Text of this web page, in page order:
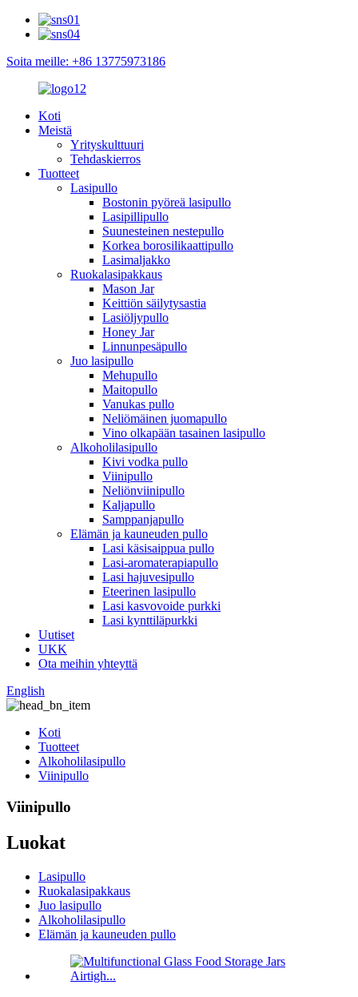
Soita meille: +86 13775973186
Koti
Meistä
Yrityskulttuuri
Tehdaskierros
Tuotteet
Lasipullo
Bostonin pyöreä lasipullo
Lasipillipullo
Suunesteinen nestepullo
Korkea borosilikaattipullo
Lasimaljakko
Ruokalasipakkaus
Mason Jar
Keittiön säilytysastia
Lasiöljypullo
Honey Jar
Linnunpesäpullo
Juo lasipullo
Mehupullo
Maitopullo
Vanukas pullo
Neliömäinen juomapullo
Vino olkapään tasainen lasipullo
Alkoholilasipullo
Kivi vodka pullo
Viinipullo
Neliönviinipullo
Kaljapullo
Samppanjapullo
Elämän ja kauneuden pullo
Lasi käsisaippua pullo
Lasi-aromaterapiapullo
Lasi hajuvesipullo
Eteerinen lasipullo
Lasi kasvovoide purkki
Lasi kynttiläpurkki
Uutiset
UKK
Ota meihin yhteyttä
English
Koti
Tuotteet
Alkoholilasipullo
Viinipullo
Viinipullo
Luokat
Lasipullo
Ruokalasipakkaus
Juo lasipullo
Alkoholilasipullo
Elämän ja kauneuden pullo